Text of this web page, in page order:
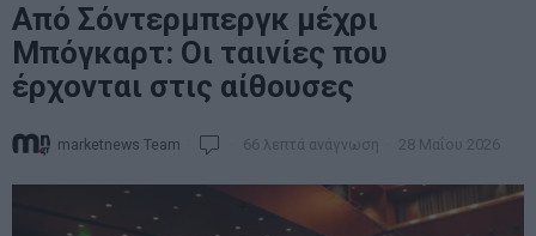
Από Σόντερμπεργκ μέχρι
Μπόγκαρτ: Οι ταινίες που
έρχονται στις αίθουσες
marketnews Team 66 λεπτά ανάγνωση 28 Μαΐου 2026